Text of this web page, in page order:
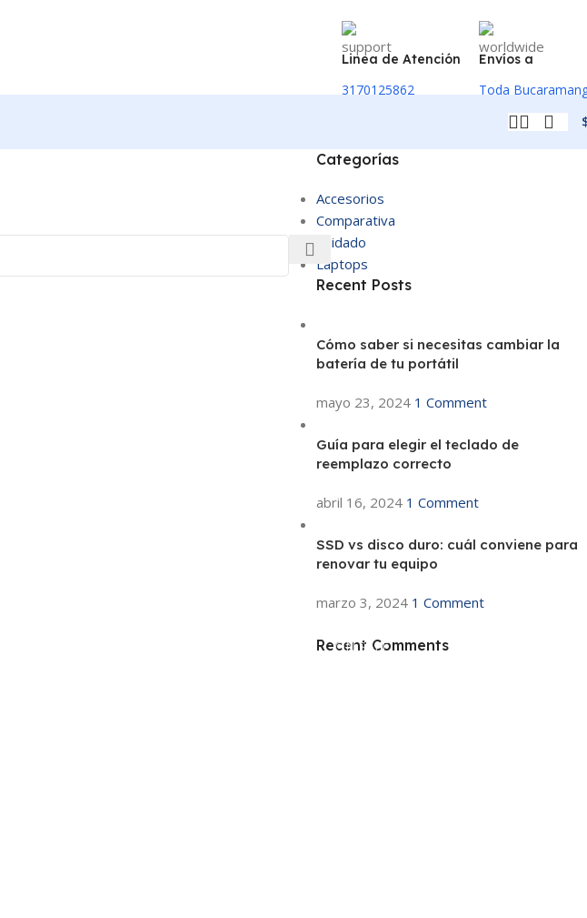
Linea de Atención
3170125862
Envíos a
Toda
Categorías
Accesorios
Comparativa
Cuidado
Laptops
Recent Posts
Cómo saber si necesitas cambiar la
batería de tu portátil
mayo 23, 2024 1 Comment
Guía para elegir el teclado de
reemplazo correcto
abril 16, 2024 1 Comment
SSD vs disco duro: cuál conviene para
renovar tu equipo
marzo 3, 2024 1 Comment
ON SALE
Recent Comments